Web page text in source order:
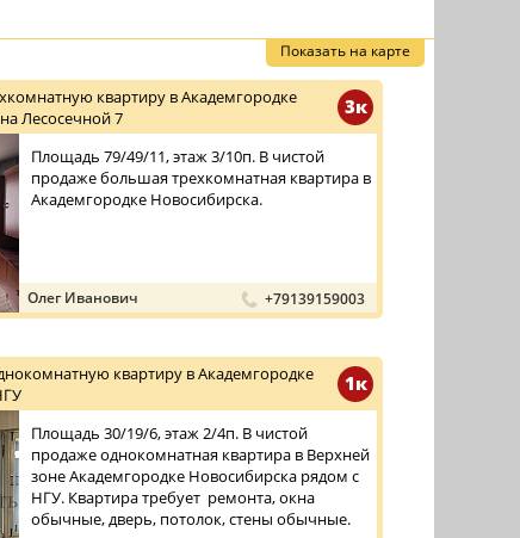
Показать на карте
3к
квартиру в Академгородке
Лесосечной 7
Площадь 79/49/11, этаж 3/10п. В чистой
продаже большая трехкомнатная квартира в
Академгородке Новосибирска.
Олег Иванович +79139159003
1к
квартиру в Академгородке
Площадь 30/19/6, этаж 2/4п. В чистой
продаже однокомнатная квартира в Верхней
зоне Академгородке Новосибирска рядом с
НГУ. Квартира требует ремонта, окна
обычные, дверь, потолок, стены обычные.